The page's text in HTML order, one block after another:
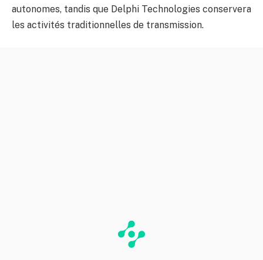
autonomes, tandis que Delphi Technologies conservera
les activités traditionnelles de transmission.